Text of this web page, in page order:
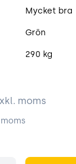
Mycket bra
Grön
290 kg
moms